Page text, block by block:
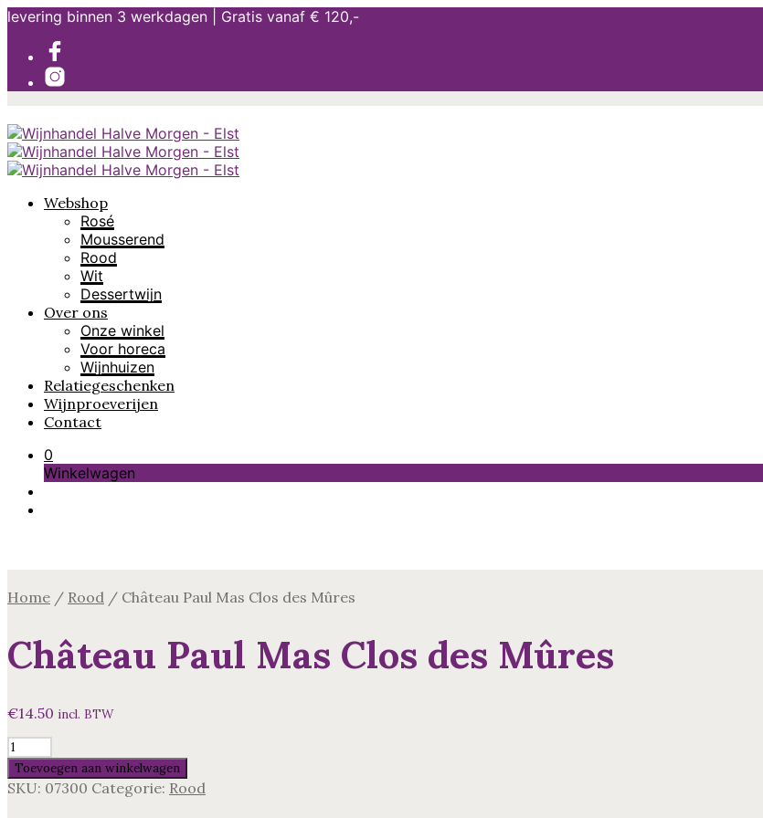
levering binnen 3 werkdagen | Gratis vanaf € 120,-
Webshop
Rosé
Mousserend
Rood
Wit
Dessertwijn
Over ons
Onze winkel
Voor horeca
Wijnhuizen
Relatiegeschenken
Wijnproeverijen
Contact
0
Winkelwagen
Home / Rood / Château Paul Mas Clos des Mûres
Château Paul Mas Clos des Mûres
€14.50 incl. BTW
Château
Paul
Mas
Clos
Toevoegen aan winkelwagen
SKU: 07300 Categorie: Rood